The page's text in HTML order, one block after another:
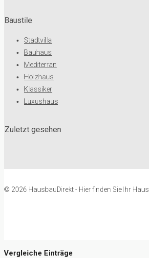
Baustile
Stadtvilla
Bauhaus
Mediterran
Holzhaus
Klassiker
Luxushaus
Zuletzt gesehen
© 2026 HausbauDirekt - Hier finden Sie Ihr Haus
Vergleiche Einträge